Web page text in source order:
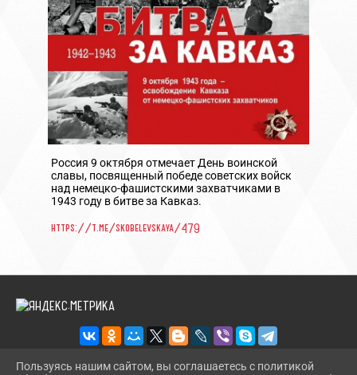
Россия 9 октября отмечает День воинской
славы, посвященный победе советских войск
над немецко-фашистскими захватчиками в
1943 году в битве за Кавказ.
https://t.me/skobelevskaya/479
Пользуясь нашим сайтом, вы соглашаетесь с политикой